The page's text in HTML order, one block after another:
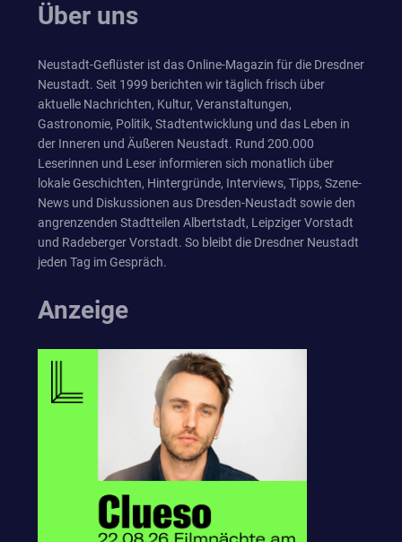
Über uns
Neustadt-Geflüster ist das Online-Magazin für die Dresdner
Neustadt. Seit 1999 berichten wir täglich frisch über
aktuelle Nachrichten, Kultur, Veranstaltungen,
Gastronomie, Politik, Stadtentwicklung und das Leben in
der Inneren und Äußeren Neustadt. Rund 200.000
Leserinnen und Leser informieren sich monatlich über
lokale Geschichten, Hintergründe, Interviews, Tipps, Szene-
News und Diskussionen aus Dresden-Neustadt sowie den
angrenzenden Stadtteilen Albertstadt, Leipziger Vorstadt
und Radeberger Vorstadt. So bleibt die Dresdner Neustadt
jeden Tag im Gespräch.
Anzeige